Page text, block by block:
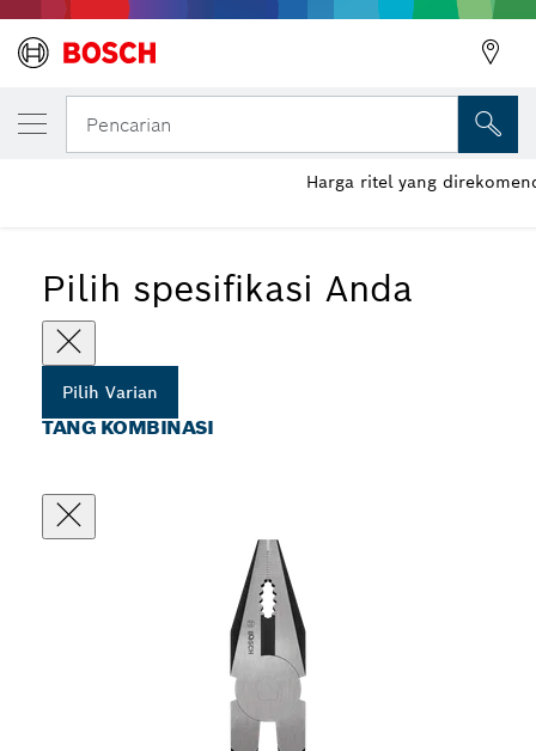
Pencarian
Gagang Non-slip Celup Kombinasi
Pilih spesifikasi Anda
Pilih Varian
TANG KOMBINASI
VARIAN PILIHAN ANDA
Tang kombinasi
Harga ritel yang